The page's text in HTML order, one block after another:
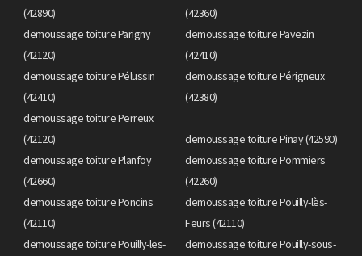
(42890)
(42360)
demoussage toiture Parigny
(42120)
demoussage toiture Pavezin
(42410)
demoussage toiture Pélussin
(42410)
demoussage toiture Périgneux
(42380)
demoussage toiture Perreux
(42120)
demoussage toiture Pinay (42590)
demoussage toiture Planfoy
(42660)
demoussage toiture Pommiers
(42260)
demoussage toiture Poncins
(42110)
demoussage toiture Pouilly-lès-
Feurs (42110)
demoussage toiture Pouilly-les-
demoussage toiture Pouilly-sous-